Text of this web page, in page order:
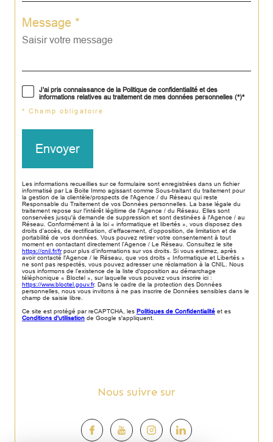
Message *
J'ai pris connaissance de la Politique de confidentialité et des
informations relatives au traitement de mes données personnelles (*)*
* Champ obligatoire
Envoyer
Les informations recueillies sur ce formulaire sont enregistrées dans un fichier
informatisé par La Boite Immo agissant comme Sous-traitant du traitement pour
la gestion de la clientèle/prospects de l'Agence / du Réseau qui reste
Responsable du Traitement de vos Données personnelles. La base légale du
traitement repose sur l'intérêt légitime de l'Agence / du Réseau. Elles sont
conservées jusqu'à demande de suppression et sont destinées à l'Agence / au
Réseau. Conformément à la loi « informatique et libertés », vous disposez des
droits d’accès, de rectification, d’effacement, d’opposition, de limitation et de
portabilité de vos données. Vous pouvez retirer votre consentement à tout
moment en contactant directement l’Agence / Le Réseau. Consultez le site
https://cnil.fr/frpour plus d’informations sur vos droits. Si vous estimez, après
avoir contacté l'Agence / le Réseau, que vos droits « Informatique et Libertés »
ne sont pas respectés, vous pouvez adresser une réclamation à la CNIL. Nous
vous informons de l’existence de la liste d'opposition au démarchage
téléphonique « Bloctel », sur laquelle vous pouvez vous inscrire ici :
https://www.bloctel.gouv.fr. Dans le cadre de la protection des Données
personnelles, nous vous invitons à ne pas inscrire de Données sensibles dans le
champ de saisie libre.
Ce site est protégé par reCAPTCHA, les Politiques de Confidentialité et es
Conditions d'utilisation de Google s'appliquent.
Nous suivre sur